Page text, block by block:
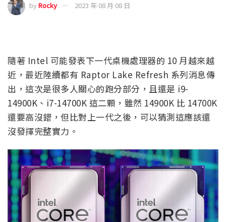
byRocky 2023 年 08 月 08 日
隨著 Intel 可能發表下一代桌機處理器的 10 月越來越
近，最近陸續都有 Raptor Lake Refresh 系列消息傳
出，這次是很多人關心的跑分部分，且還是 i9-
14900K、i7-14700K 這二顆，雖然 14900K 比 14700K
還要高沒錯，但比對上一代之後，可以猜測這應該還
沒發揮完整實力。